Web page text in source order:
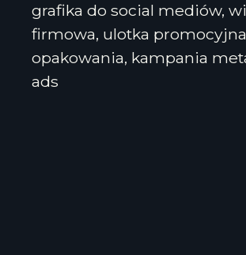
grafika do social mediów,
firmowa, ulotka
opakowania, kampania
ads